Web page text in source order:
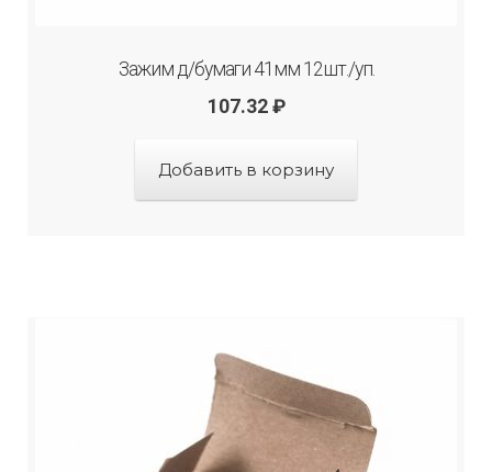
Зажим д/бумаги 41мм 12шт./уп.
107.32 ₽
Добавить в корзину